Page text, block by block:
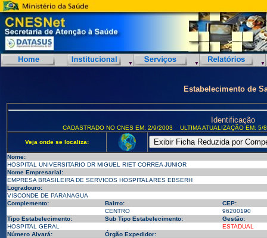
Estabelecimento de
Identificação
CADASTRADO NO CNES EM: 2/9/2003 ULTIMA ATUALIZAÇÃO EM:
Veja onde se localiza:
Nome:
HOSPITAL UNIVERSITARIO DR MIGUEL RIET CORREA JUNIOR
Nome Empresarial:
EMPRESA BRASILEIRA DE SERVICOS HOSPITALARES EBSERH
Logradouro:
VISCONDE DE PARANAGUA
Complemento:
Bairro: CEP:
CENTRO
96200190
Tipo Estabelecimento:
Sub Tipo Estabelecimento:
Gestão:
HOSPITAL GERAL
ESTADUAL
Número Alvará:
Órgão Expedidor: